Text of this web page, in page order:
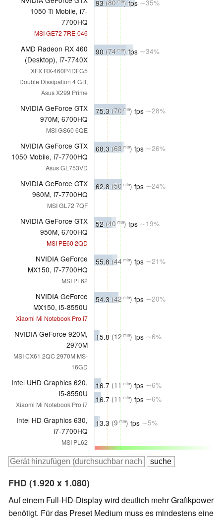
1050 Ti Mobile, i7-
7700HQ
MSI GE72 7RE-046
93 (80 ) fps ∼35%
AMD Radeon RX 460
(Desktop), i7-7740X
XFX RX-460P4DFG5
Double Dissipation 4 GB,
Asus X299 Prime
90 (74 min)fps ∼34%
NVIDIA GeForce GTX
970M, 6700HQ
MSI GS60 6QE
75.3 (70 min) fps ∼28%
NVIDIA GeForce GTX
1050 Mobile, i7-7700HQ
Asus GL753VD
68.3 (63 min) fps ∼26%
NVIDIA GeForce GTX
960M, i7-7700HQ
MSI GL72 7QF
62.8 (50 min) fps ∼24%
NVIDIA GeForce GTX
950M, 6700HQ
MSI PE60 2QD
52 (40 min) fps ∼19%
NVIDIA GeForce
MX150, i7-7700HQ
MSI PL62
55.8 (44 min) fps ∼21%
NVIDIA GeForce
MX150, i5-8550U
Xiaomi Mi Notebook Pro i7
54.3 (42 min) fps ∼20%
NVIDIA GeForce 920M,
2970M
MSI CX61 2QC 2970M MS-
16GD
15.8 (12 min) fps ∼6%
Intel UHD Graphics 620,
i5-8550U
Xiaomi Mi Notebook Pro i7
16.7 (11 min) fps ∼6%
16.7 (11 min) fps ∼6%
Intel HD Graphics 630,
i7-7700HQ
MSI PL62
13.3 (9 min) fps ∼5%
FHD (1.920 x 1.080)
Auf einem Full-HD-Display wird deutlich mehr Grafikpower
benötigt. Für das Preset Medium muss es mindestens eine